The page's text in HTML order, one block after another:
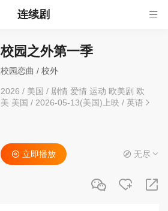
连续剧
校园之外第一季
校园恋曲 / 校外
2026 / 美国 / 剧情 爱情 运动 欧美剧 欧
美 美国/ 2026-05-13(美国)上映 / 英语
立即播放 无尽